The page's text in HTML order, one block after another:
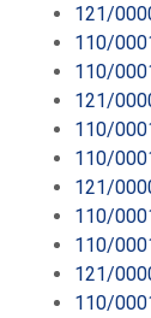
121/
110/
110/
121/
110/
110/
121/
110/
110/
121/
110/